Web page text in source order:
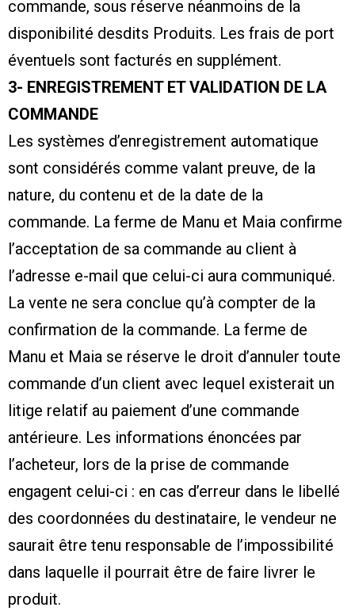
commande, sous réserve néanmoins de la
disponibilité desdits Produits. Les frais de port
éventuels sont facturés en supplément.
3- ENREGISTREMENT ET VALIDATION DE LA
COMMANDE
Les systèmes d’enregistrement automatique
sont considérés comme valant preuve, de la
nature, du contenu et de la date de la
commande. La ferme de Manu et Maia confirme
l’acceptation de sa commande au client à
l’adresse e-mail que celui-ci aura communiqué.
La vente ne sera conclue qu’à compter de la
confirmation de la commande. La ferme de
Manu et Maia se réserve le droit d’annuler toute
commande d’un client avec lequel existerait un
litige relatif au paiement d’une commande
antérieure. Les informations énoncées par
l’acheteur, lors de la prise de commande
engagent celui-ci : en cas d’erreur dans le libellé
des coordonnées du destinataire, le vendeur ne
saurait être tenu responsable de l’impossibilité
dans laquelle il pourrait être de faire livrer le
produit.